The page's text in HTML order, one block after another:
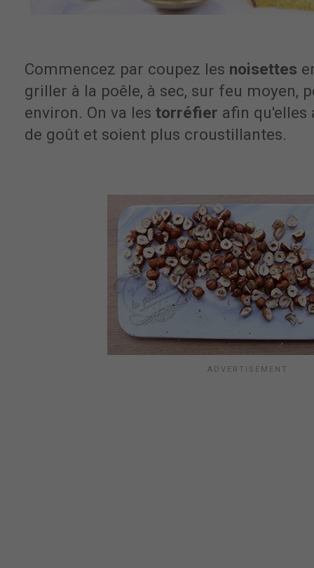
Commencez par coupez les noisettes
griller à la poêle, à sec, sur feu moyen,
environ. On va les torréfier afin qu'elles
de goût et soient plus croustillantes.